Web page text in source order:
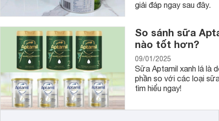
giải đáp ngay sau đây.
So sánh sữa
nào tốt hơn?
09/01/2025
Sữa Aptamil xanh lá là
phần so với các loại
tìm hiểu ngay!